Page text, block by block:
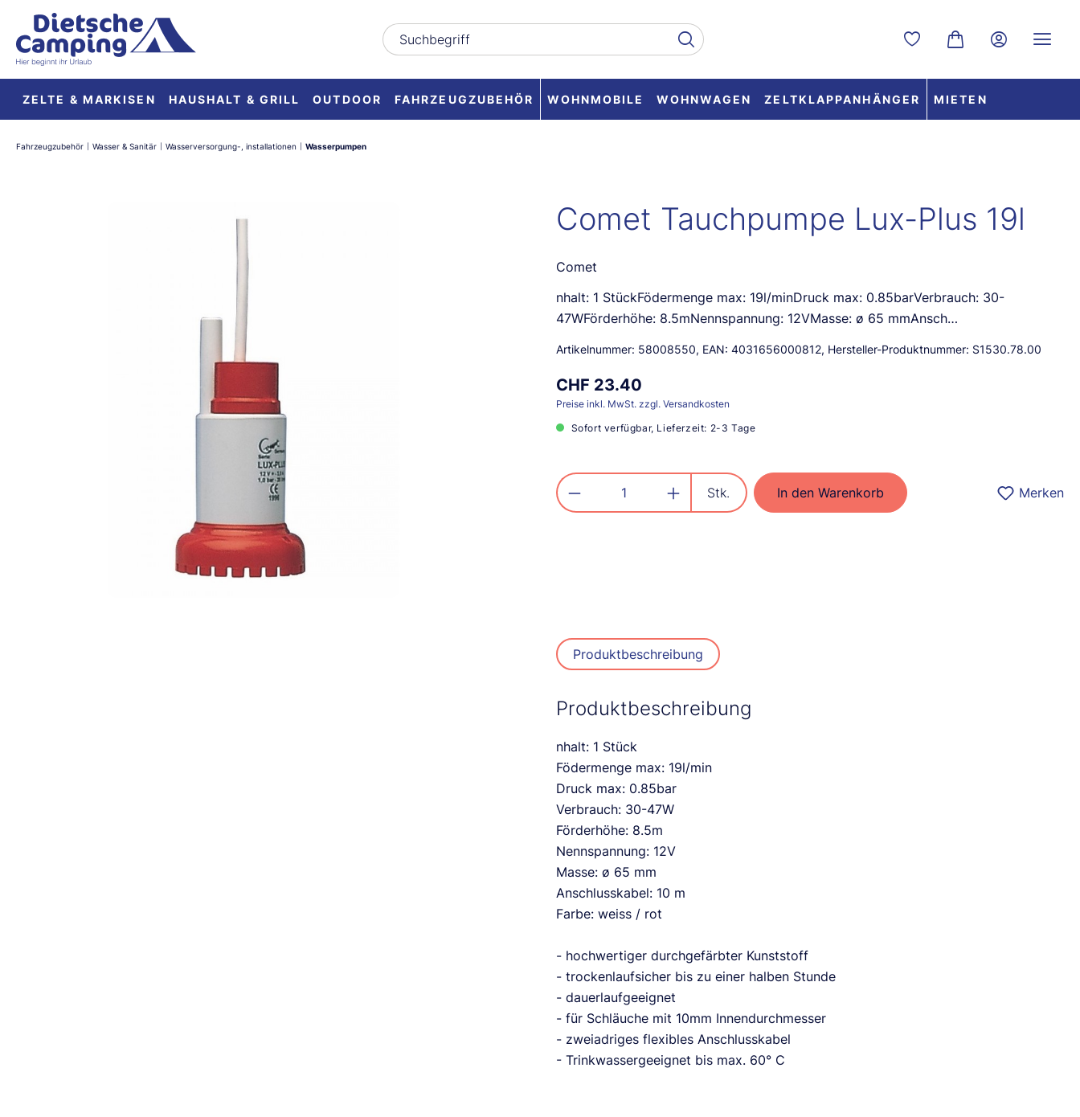
Zur Hauptnavigation springen
Du hast 0 Produkte auf
Warenkorb enthält
ZELTE & MARKISEN HAUSHALT & GRILL OUTDOOR FAHRZEUGZUBEHÖR WOHNMOBILE WOHNWAGEN ZELTKLAPPANHÄNGER MIETEN
Fahrzeugzubehör Wasser & Sanitär Wasserversorgung-, installationen Wasserpumpen
Comet Tauchpumpe Lux-Plus 19l
Comet
nhalt: 1 StückFödermenge max: 19l/minDruck max: 0.85barVerbrauch: 30-
47WFörderhöhe: 8.5mNennspannung: 12VMasse: ø 65 mmAnsch…
Artikelnummer: 58008550, EAN: 4031656000812, Hersteller-Produktnummer: S1530.78.00
CHF 23.40
Preise inkl. MwSt. zzgl. Versandkosten
Sofort verfügbar, Lieferzeit: 2-3 Tage
Produkt Anzahl: Gib den gewünschten Wert ein oder
Stk. In den Warenkorb Merken
Produktbeschreibung
Produktbeschreibung
nhalt: 1 Stück
Födermenge max: 19l/min
Druck max: 0.85bar
Verbrauch: 30-47W
Förderhöhe: 8.5m
Nennspannung: 12V
Masse: ø 65 mm
Anschlusskabel: 10 m
Farbe: weiss / rot
- hochwertiger durchgefärbter Kunststoff
- trockenlaufsicher bis zu einer halben Stunde
- dauerlaufgeeignet
- für Schläuche mit 10mm Innendurchmesser
- zweiadriges flexibles Anschlusskabel
- Trinkwassergeeignet bis max. 60° C